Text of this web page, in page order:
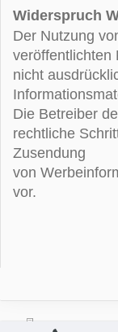
Widerspruch
Der Nutzung
veröffentlichten
nicht
Die Betreiber
rechtliche
Zusendung
von
vor.
Druckversion